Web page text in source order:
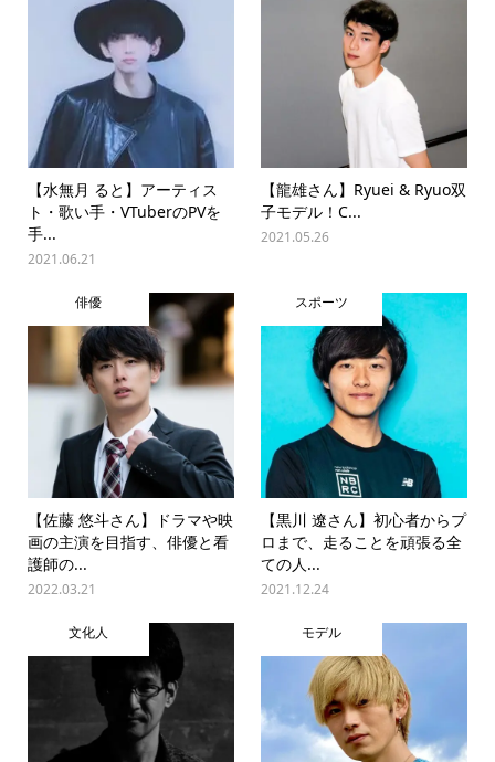
【水無月 ると】アーティス
ト・歌い手・VTuberのPVを
手...
2021.06.21
【龍雄さん】Ryuei & Ryuo双
子モデル！C...
2021.05.26
俳優
【佐藤 悠斗さん】ドラマや映
画の主演を目指す、俳優と看
護師の...
2022.03.21
スポーツ
【黒川 遼さん】初心者からプ
ロまで、走ることを頑張る全
ての人...
2021.12.24
文化人 モデル